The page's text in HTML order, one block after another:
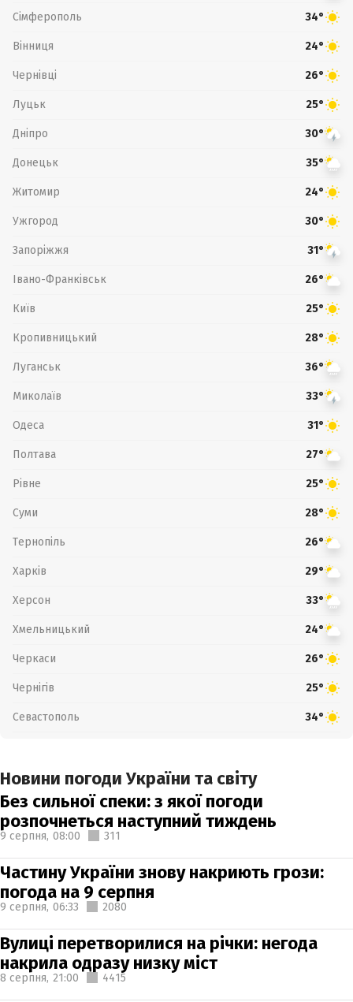
Сімферополь 34°
Вінниця 24°
Чернівці 26°
Луцьк 25°
Дніпро 30°
Донецьк 35°
Житомир 24°
Ужгород 30°
Запоріжжя 31°
Івано-Франківськ 26°
Київ 25°
Кропивницький 28°
Луганськ 36°
Миколаїв 33°
Одеса 31°
Полтава 27°
Рівне 25°
Суми 28°
Тернопіль 26°
Харків 29°
Херсон 33°
Хмельницький 24°
Черкаси 26°
Чернігів 25°
Севастополь 34°
Новини погоди України та світу
Без сильної спеки: з якої погоди
розпочнеться наступний тиждень
9 серпня, 08:00 311
Частину України знову накриють грози:
погода на 9 серпня
9 серпня, 06:33 2080
Вулиці перетворилися на річки: негода
накрила одразу низку міст
8 серпня, 21:00 4415